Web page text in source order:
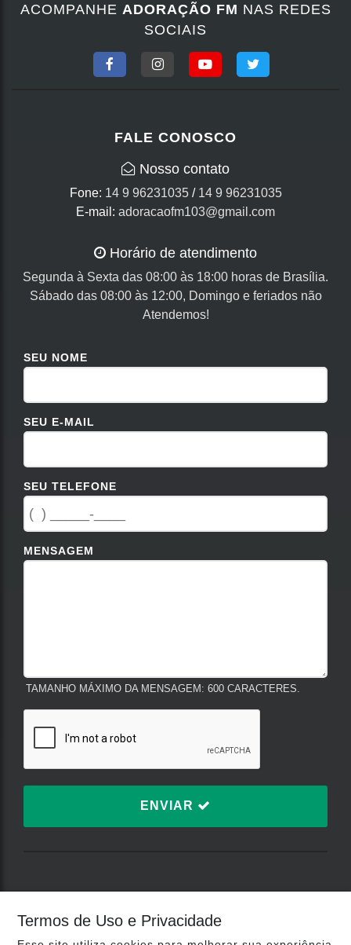
ACOMPANHE ADORAÇÃO FM NAS REDES
SOCIAIS
FALE CONOSCO
Nosso contato
Fone: 14 9 96231035/ 14 9 96231035
E-mail: adoracaofm103@gmail.com
Horário de atendimento
Segunda à Sexta das 08:00 às 18:00 horas de Brasília.
Sábado das 08:00 às 12:00, Domingo e feriados não
Atendemos!
SEU NOME
SEU E-MAIL
SEU TELEFONE
MENSAGEM
TAMANHO MÁXIMO DA MENSAGEM: 600 CARACTERES.
ENVIAR
PRIVACIDADE
Termos de Uso e Privacidade